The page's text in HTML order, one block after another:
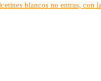
blancos no entras, con